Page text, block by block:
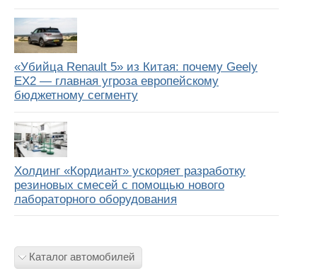
«Убийца Renault 5» из Китая: почему Geely
EX2 — главная угроза европейскому
бюджетному сегменту
Холдинг «Кордиант» ускоряет разработку
резиновых смесей с помощью нового
лабораторного оборудования
Каталог автомобилей